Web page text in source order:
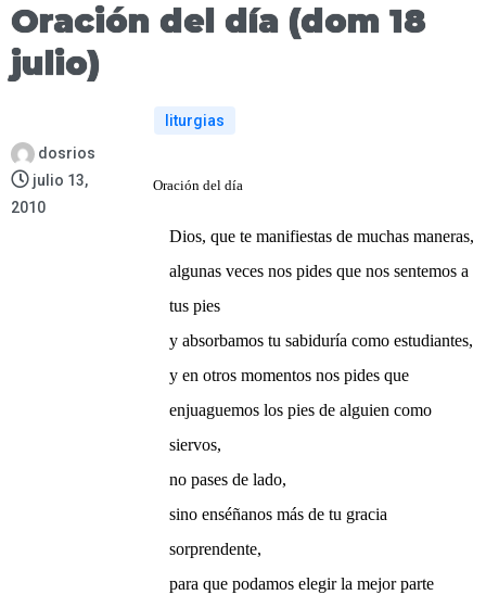
Oración del día (dom 18
julio)
dosrios
julio 13,
2010
liturgias
Oración del día
Dios, que te manifiestas de muchas maneras,
algunas veces nos pides que nos sentemos a
tus pies
y absorbamos tu sabiduría como estudiantes,
y en otros momentos nos pides que
enjuaguemos los pies de alguien como
siervos,
no pases de lado,
sino enséñanos más de tu gracia
sorprendente,
para que podamos elegir la mejor parte